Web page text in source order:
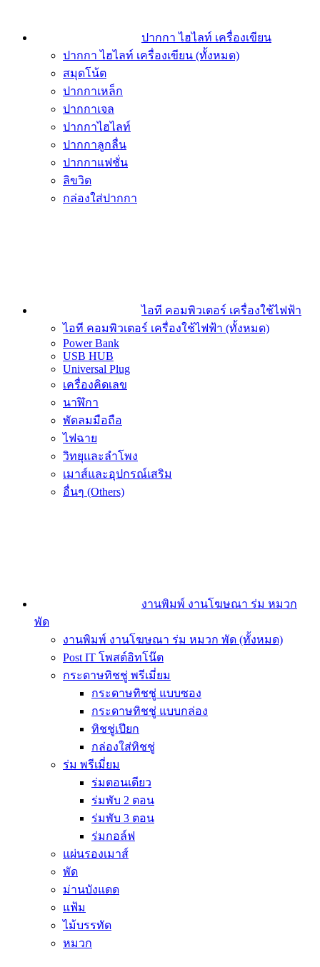
ปากกา ไฮไลท์ เครื่องเขียน
ปากกา ไฮไลท์ เครื่องเขียน (ทั้งหมด)
สมุดโน้ต
ปากกาเหล็ก
ปากกาเจล
ปากกาไฮไลท์
ปากกาลูกลื่น
ปากกาแฟชั่น
ลิขวิด
กล่องใส่ปากกา
ไอที คอมพิวเตอร์ เครื่องใช้ไฟฟ้า
ไอที คอมพิวเตอร์ เครื่องใช้ไฟฟ้า (ทั้งหมด)
Power Bank
USB HUB
Universal Plug
เครื่องคิดเลข
นาฬิกา
พัดลมมือถือ
ไฟฉาย
วิทยุและลำโพง
เมาส์และอุปกรณ์เสริม
อื่นๆ (Others)
งานพิมพ์ งานโฆษณา ร่ม หมวก
พัด
งานพิมพ์ งานโฆษณา ร่ม หมวก พัด (ทั้งหมด)
Post IT โพสต์อิทโน๊ต
กระดาษทิชชู่ พรีเมี่ยม
กระดาษทิชชู่ แบบซอง
กระดาษทิชชู่ แบบกล่อง
ทิชชู่เปียก
กล่องใส่ทิชชู่
ร่ม พรีเมี่ยม
ร่มตอนเดียว
ร่มพับ 2 ตอน
ร่มพับ 3 ตอน
ร่มกอล์ฟ
แผ่นรองเมาส์
พัด
ม่านบังแดด
แฟ้ม
ไม้บรรทัด
หมวก